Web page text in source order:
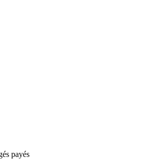
payés